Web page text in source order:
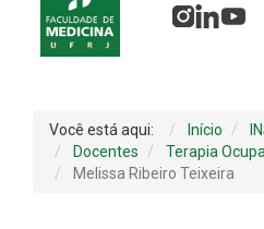
Você está aqui: Início
Docentes
Terapia
Melissa Ribeiro Teixeira